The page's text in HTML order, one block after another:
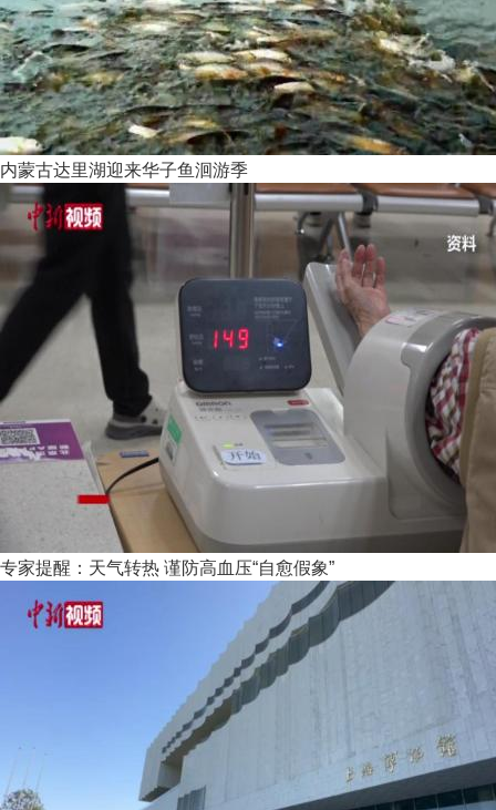
内蒙古达里湖迎来华子鱼洄游季
专家提醒：天气转热 谨防高血压“自愈假象”